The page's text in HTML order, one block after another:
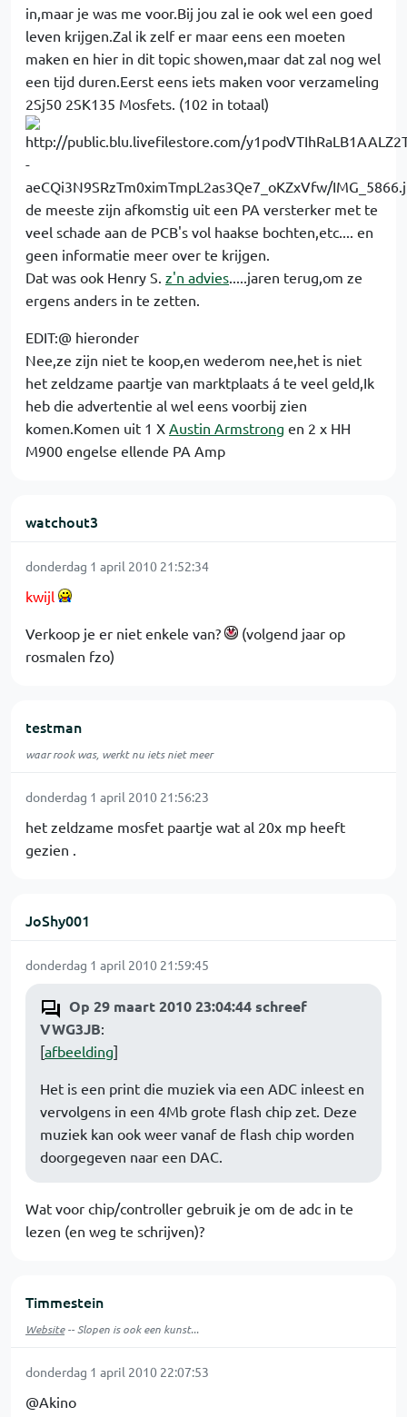
in,maar je was me voor.Bij jou zal ie ook wel een goed
leven krijgen.Zal ik zelf er maar eens een moeten
maken en hier in dit topic showen,maar dat zal nog wel
een tijd duren.Eerst eens iets maken voor verzameling
2Sj50 2SK135 Mosfets. (102 in totaal)
de meeste zijn afkomstig uit een PA versterker met te
veel schade aan de PCB's vol haakse bochten,etc.... en
geen informatie meer over te krijgen.
Dat was ook Henry S. z'n advies.....jaren terug,om ze
ergens anders in te zetten.
EDIT:@ hieronder
Nee,ze zijn niet te koop,en wederom nee,het is niet
het zeldzame paartje van marktplaats á te veel geld,Ik
heb die advertentie al wel eens voorbij zien
komen.Komen uit 1 X Austin Armstrong en 2 x HH
M900 engelse ellende PA Amp
watchout3
donderdag 1 april 2010 21:52:34
kwijl
Verkoop je er niet enkele van?
(volgend jaar op
rosmalen fzo)
testman
waar rook was, werkt nu iets niet meer
donderdag 1 april 2010 21:56:23
het zeldzame mosfet paartje wat al 20x mp heeft
gezien .
JoShy001
donderdag 1 april 2010 21:59:45
Op 29 maart 2010 23:04:44 schreef
VWG3JB:
[afbeelding]
Het is een print die muziek via een ADC inleest en
vervolgens in een 4Mb grote flash chip zet. Deze
muziek kan ook weer vanaf de flash chip worden
doorgegeven naar een DAC.
Wat voor chip/controller gebruik je om de adc in te
lezen (en weg te schrijven)?
Timmestein
Website-- Slopen is ook een kunst...
donderdag 1 april 2010 22:07:53
@Akino